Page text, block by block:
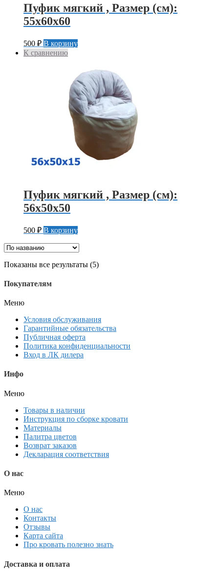
Пуфик мягкий , Размер (см):
55х60х60
500 ₽ В корзину
К сравнению
Пуфик мягкий , Размер (см):
56х50х50
500 ₽ В корзину
Показаны все результаты (5)
Покупателям
Меню
Условия обслуживания
Гарантийные обязательства
Публичная оферта
Политика конфиденциальности
Вход в ЛК дилера
Инфо
Меню
Товары в наличии
Инструкция по сборке кровати
Материалы
Палитра цветов
Возврат заказов
Декларация соответствия
О нас
Меню
О нас
Контакты
Отзывы
Карта сайта
Про кровать полезно знать
Доставка и оплата